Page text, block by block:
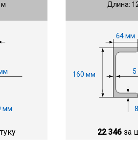
м
мм
Длина:
64 мм
160 мм
22 346 за